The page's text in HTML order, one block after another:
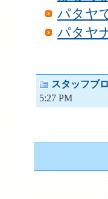
パタヤ
パタヤ
スタッフブ
5:27 PM